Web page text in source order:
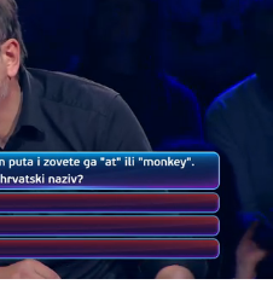
Loaded:
100.00%